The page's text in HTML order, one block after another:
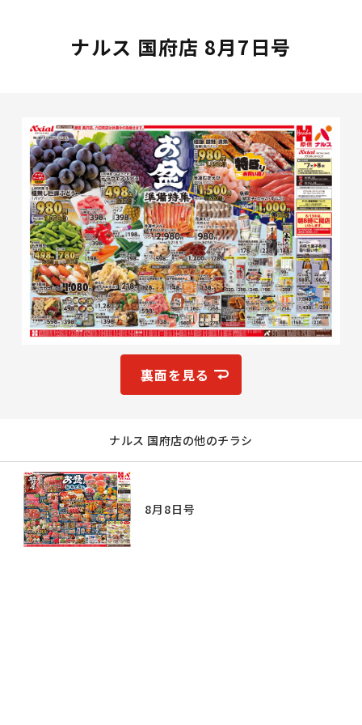
ナルス 国府店 8月7日号
裏面を見る
ナルス 国府店の他のチラシ
8月8日号